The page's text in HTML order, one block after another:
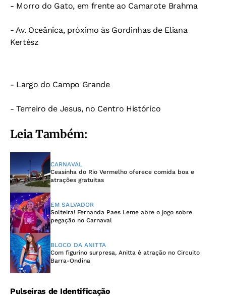
- Morro do Gato, em frente ao Camarote Brahma
- Av. Oceânica, próximo às Gordinhas de Eliana
Kertész
- Largo do Campo Grande
- Terreiro de Jesus, no Centro Histórico
Leia Também:
CARNAVAL
Ceasinha do Rio Vermelho oferece comida boa e
atrações gratuitas
EM SALVADOR
Solteira! Fernanda Paes Leme abre o jogo sobre
pegação no Carnaval
BLOCO DA ANITTA
Com figurino surpresa, Anitta é atração no Circuito
Barra-Ondina
Pulseiras de Identificação